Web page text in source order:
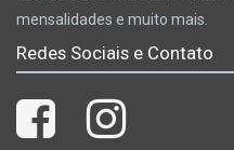
mensalidades e muito mais.
Redes Sociais e Contato